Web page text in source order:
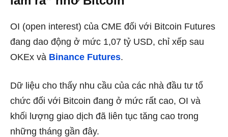
OI (open interest) của CME đối với Bitcoin Futures
đang dao động ở mức 1,07 tỷ USD, chỉ xếp sau
OKEx và Binance Futures.
Dữ liệu cho thấy nhu cầu của các nhà đầu tư tổ
chức đối với Bitcoin đang ở mức rất cao, OI và
khối lượng giao dịch đã liên tục tăng cao trong
những tháng gần đây.